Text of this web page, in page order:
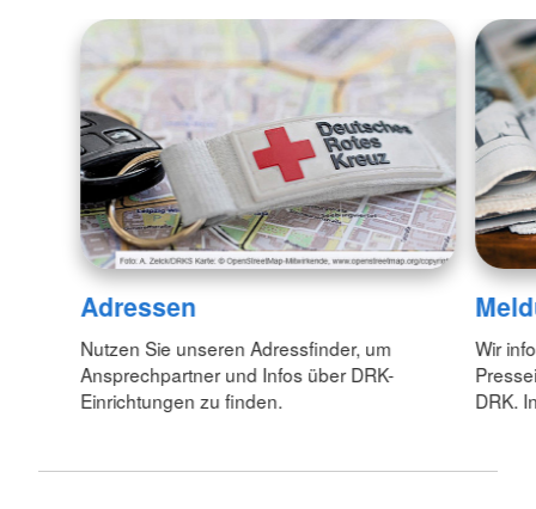
Adressen
Nutzen Sie unseren Adressfinder, um
Ansprechpartner und Infos über DRK-
Einrichtungen zu finden.
Wir
DRK.